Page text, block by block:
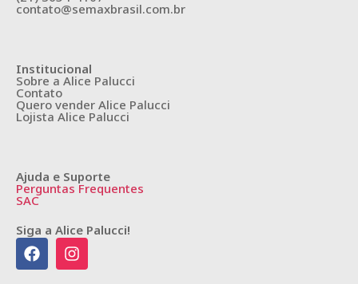
contato@semaxbrasil.com.br
Institucional
Sobre a Alice Palucci
Contato
Quero vender Alice Palucci
Lojista Alice Palucci
Ajuda e Suporte
Perguntas Frequentes
SAC
Siga a Alice Palucci!